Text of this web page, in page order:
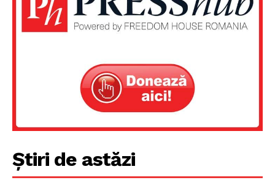
Știri de astăzi